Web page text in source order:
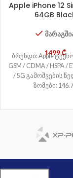
Apple iPhone 12
64GB
1499₾
ბრენდი: Apple
GSM / CDMA / HSPA /
/ 5G გამოშვების
ზომები: